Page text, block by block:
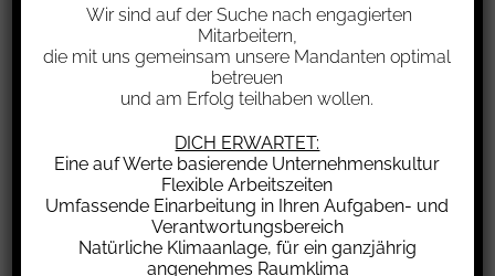
unzulässig
Nach den Vorschriften des Bürgerlichen
Gesetzbuchs kann der Mieter nach Abschluss
des Mietvertrags vom Vermieter die Erlaubnis
verlangen, einen Teil der Wohnung einem Dritten
zum Gebrauch zu überlassen, sofern hierfür ein
Wir sind auf der Suche nach engagierten
Mitarbeitern,
die mit uns gemeinsam unsere Mandanten optimal
betreuen
und am Erfolg teilhaben wollen.
DICH ERWARTET:
Eine auf Werte basierende Unternehmenskultur
Flexible Arbeitszeiten
Umfassende Einarbeitung in Ihren Aufgaben- und
Verantwortungsbereich
Natürliche Klimaanlage, für ein ganzjährig
angenehmes Raumklima